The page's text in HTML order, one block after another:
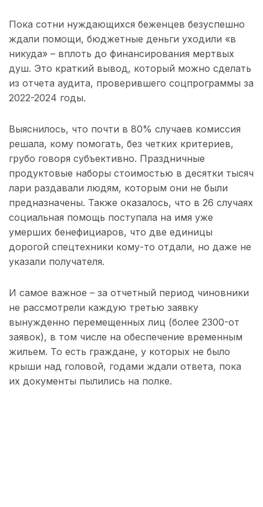
Пока сотни нуждающихся беженцев безуспешно
ждали помощи, бюджетные деньги уходили «в
никуда» – вплоть до финансирования мертвых
душ. Это краткий вывод, который можно сделать
из отчета аудита, проверившего соцпрограммы за
2022-2024 годы.
Выяснилось, что почти в 80% случаев комиссия
решала, кому помогать, без четких критериев,
грубо говоря субъективно. Праздничные
продуктовые наборы стоимостью в десятки тысяч
лари раздавали людям, которым они не были
предназначены. Также оказалось, что в 26 случаях
социальная помощь поступала на имя уже
умерших бенефициаров, что две единицы
дорогой спецтехники кому-то отдали, но даже не
указали получателя.
И самое важное – за отчетный период чиновники
не рассмотрели каждую третью заявку
вынужденно перемещенных лиц (более 2300-от
заявок), в том числе на обеспечение временным
жильем. То есть граждане, у которых не было
крыши над головой, годами ждали ответа, пока
их документы пылились на полке.